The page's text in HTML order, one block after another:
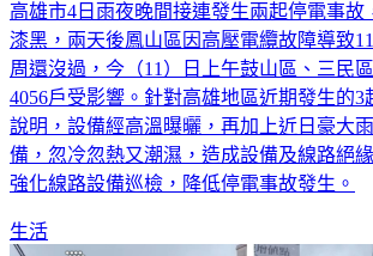
高雄市4日雨夜晚間接連發生兩起停電事故
漆黑，兩天後鳳山區因高壓電纜故障導致
周還沒過，今（11）日上午鼓山區、三民
4056戶受影響。針對高雄地區近期發生的3
說明，設備經高溫曝曬，再加上近日豪大
備，忽冷忽熱又潮濕，造成設備及線路絕
強化線路設備巡檢，降低停電事故發生。
生活